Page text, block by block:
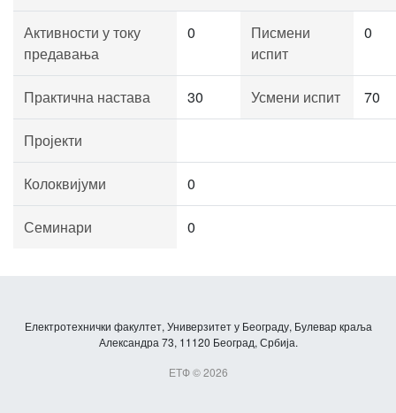
Активности у току
предавања
0
Писмени
испит
0
Практична настава 30 Усмени испит 70
Пројекти
Колоквијуми 0
Семинари 0
Електротехнички факултет, Универзитет у Београду, Булевар краља
Александра 73, 11120 Београд, Србија.
ЕТФ © 2026